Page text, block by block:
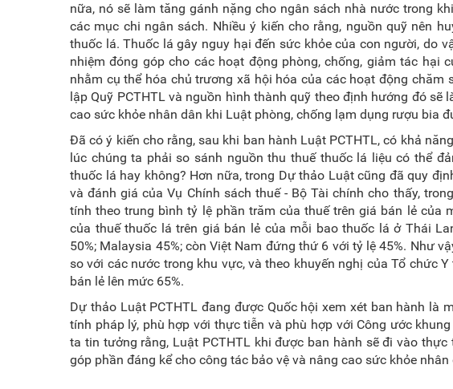
nữa, nó sẽ làm tăng gánh nặng cho ngân sách nhà nước trong
các mục chi ngân sách. Nhiều ý kiến cho rằng, nguồn quỹ nên
thuốc lá. Thuốc lá gây nguy hại đến sức khỏe của con người, do
nhiệm đóng góp cho các hoạt động phòng, chống, giảm tác
nhằm cụ thể hóa chủ trương xã hội hóa của các hoạt động chăm
lập Quỹ PCTHTL và nguồn hình thành quỹ theo định hướng đó sẽ
cao sức khỏe nhân dân khi Luật phòng, chống lạm dụng rượu bia
Đã có ý kiến cho rằng, sau khi ban hành Luật PCTHTL, có khả
lúc chúng ta phải so sánh nguồn thu thuế thuốc lá liệu có thể
thuốc lá hay không? Hơn nữa, trong Dự thảo Luật cũng đã quy
và đánh giá của Vụ Chính sách thuế - Bộ Tài chính cho thấy,
tính theo trung bình tỷ lệ phần trăm của thuế trên giá bán lẻ của
của thuế thuốc lá trên giá bán lẻ của mỗi bao thuốc lá ở Thái
50%; Malaysia 45%; còn Việt Nam đứng thứ 6 với tỷ lệ 45%. Như
so với các nước trong khu vực, và theo khuyến nghị của Tổ chức
bán lẻ lên mức 65%.
Dự thảo Luật PCTHTL đang được Quốc hội xem xét ban hành là
tính pháp lý, phù hợp với thực tiễn và phù hợp với Công ước
ta tin tưởng rằng, Luật PCTHTL khi được ban hành sẽ đi vào
góp phần đáng kể cho công tác bảo vệ và nâng cao sức khỏe nhân